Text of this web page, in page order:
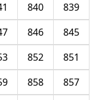
839
840
845
846
851
852
857
858